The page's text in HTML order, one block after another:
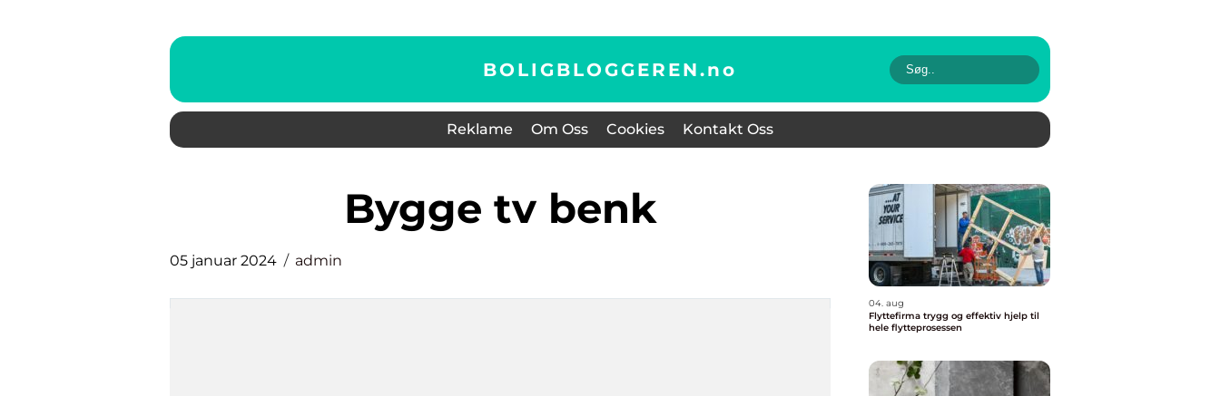
BOLIGBLOGGEREN.no
Reklame Om Oss Cookies Kontakt Oss
bygge tv benk
05 januar 2024 admin
04. aug
Flyttefirma trygg og effektiv hjelp til
hele flytteprosessen